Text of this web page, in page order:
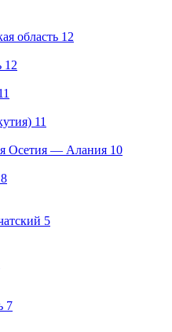
область 12
12
11
Осетия — Алания 10
8
5
7